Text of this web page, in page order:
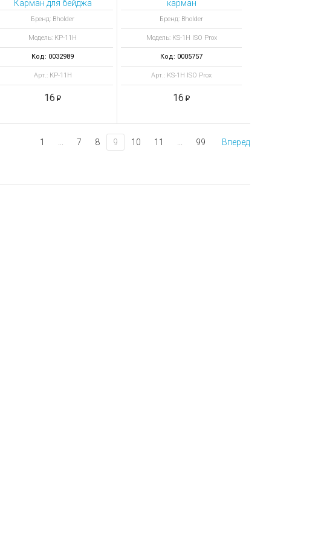
Карман для бейджа
для спецодежды
Бренд: Bholder
Модель: КP-11Н
Код: 0032989
Арт.: КP-11Н
16
карман
Бренд: Bholder
Модель: КS-1H ISO Prox
Код: 0005757
Арт.: KS-1H ISO Prox
16
1 7 8 9 10 11 99 Вперед